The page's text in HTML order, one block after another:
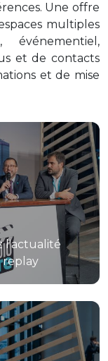
Une offre
multiples
et de contacts
et de mise
l'actualité
replay